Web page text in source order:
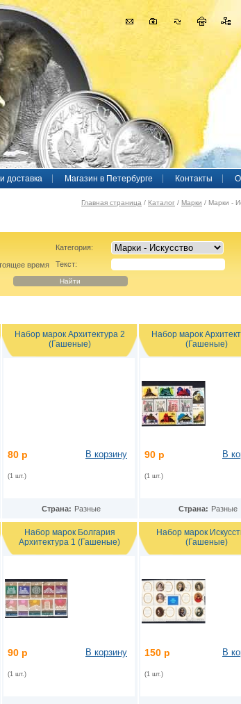
доставка Магазин в Петербурге Контакты
Главная страница / Каталог / Марки / Марки -
Категория:
время Текст:
Набор марок Архитектура 2
(Гашеные)
80 р
(1 шт.)
В корзину
Страна: Разные
Набор марок
(Гашеные)
90 р
(1 шт.)
В
Страна: Разные
Набор марок Болгария
Архитектура 1 (Гашеные)
90 р
(1 шт.)
В корзину
Набор марок
(Гашеные)
150 р
(1 шт.)
В